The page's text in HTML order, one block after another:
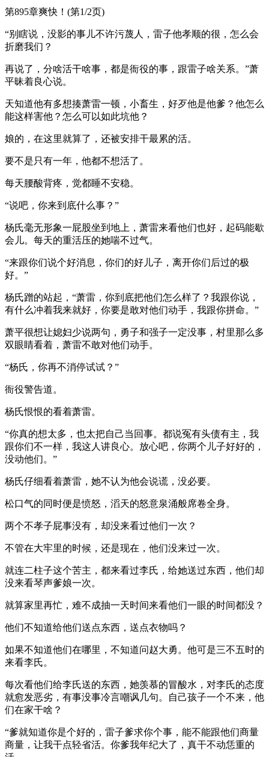
第895章爽快！(第1/2页)
“别瞎说，没影的事儿不许污蔑人，雷子他孝顺的很，怎么会
折磨我们？
再说了，分啥活干啥事，都是衙役的事，跟雷子啥关系。”萧
平昧着良心说。
天知道他有多想揍萧雷一顿，小畜生，好歹他是他爹？他怎么
能这样害他？怎么可以如此坑他？
娘的，在这里就算了，还被安排干最累的活。
要不是只有一年，他都不想活了。
每天腰酸背疼，觉都睡不安稳。
“说吧，你来到底什么事？”
杨氏毫无形象一屁股坐到地上，萧雷来看他们也好，起码能歇
会儿。每天的重活压的她喘不过气。
“来跟你们说个好消息，你们的好儿子，离开你们后过的极
好。”
杨氏蹭的站起，“萧雷，你到底把他们怎么样了？我跟你说，
有什么冲着我来就好，你要是敢对他们动手，我跟你拼命。”
萧平很想让媳妇少说两句，勇子和强子一定没事，村里那么多
双眼睛看着，萧雷不敢对他们动手。
“杨氏，你再不消停试试？”
衙役警告道。
杨氏恨恨的看着萧雷。
“你真的想太多，也太把自己当回事。都说冤有头债有主，我
跟你们不一样，我这人讲良心。放心吧，你两个儿子好好的，
没动他们。”
杨氏仔细看着萧雷，她不认为他会说谎，没必要。
松口气的同时便是愤怒，滔天的怒意泉涌般席卷全身。
两个不孝子屁事没有，却没来看过他们一次？
不管在大牢里的时候，还是现在，他们没来过一次。
就连二柱子这个苦主，都来看过李氏，给她送过东西，他们却
没来看琴声爹娘一次。
就算家里再忙，难不成抽一天时间来看他们一眼的时间都没？
他们不知道给他们送点东西，送点衣物吗？
如果不知道他们在哪里，不知道问赵大勇。他可是三不五时的
来看李氏。
每次看他们给李氏送的东西，她羡慕的冒酸水，对李氏的态度
就愈发恶劣，有事没事冷言嘲讽几句。自己孩子一个不来，他
们在家干啥？
“爹就知道你是个好的，雷子爹求你个事，能不能跟他们商量
商量，让我干点轻省活。你爹我年纪大了，真干不动恁重的